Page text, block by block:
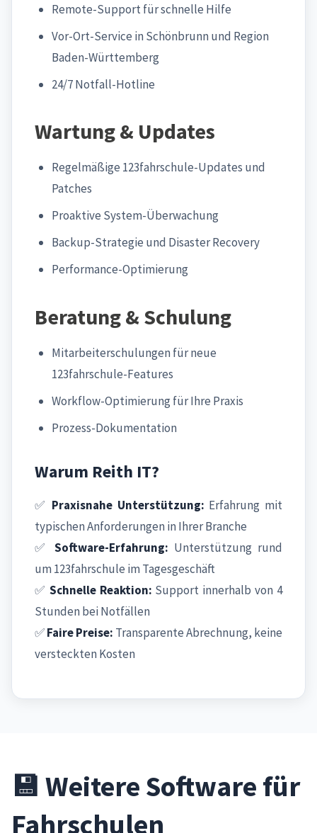
Remote-Support für schnelle Hilfe
Vor-Ort-Service in Schönbrunn und Region
Baden-Württemberg
24/7 Notfall-Hotline
Wartung & Updates
Regelmäßige 123fahrschule-Updates und
Patches
Proaktive System-Überwachung
Backup-Strategie und Disaster Recovery
Performance-Optimierung
Beratung & Schulung
Mitarbeiterschulungen für neue
123fahrschule-Features
Workflow-Optimierung für Ihre Praxis
Prozess-Dokumentation
Warum Reith IT?
✅ Praxisnahe Unterstützung: Erfahrung mit
typischen Anforderungen in Ihrer Branche
✅ Software-Erfahrung: Unterstützung rund
um 123fahrschule im Tagesgeschäft
✅ Schnelle Reaktion: Support innerhalb von 4
Stunden bei Notfällen
✅Faire Preise: Transparente Abrechnung, keine
versteckten Kosten
💾 Weitere Software für
Fahrschulen